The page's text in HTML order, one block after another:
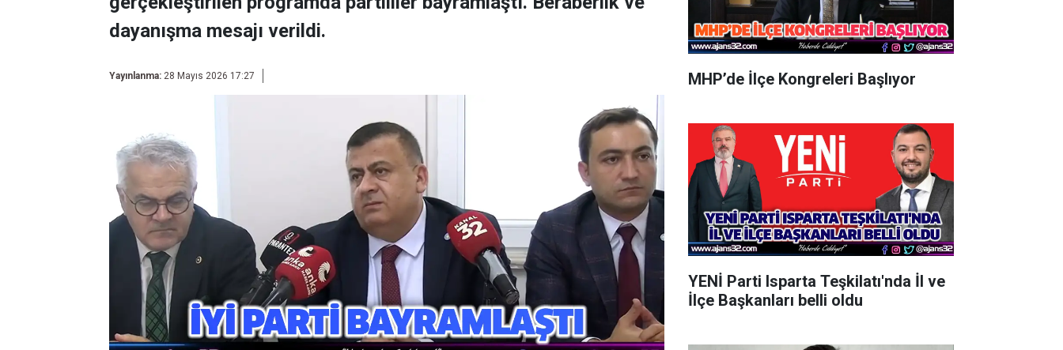
dayanışma mesajı verildi.
Yayınlanma: 28 Mayıs 2026 17:27 MHP’de İlçe Kongreleri Başlıyor
YENİ Parti Isparta Teşkilatı'nda İl ve
İlçe Başkanları belli oldu